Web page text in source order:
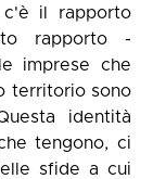
c'è il rapporto
rapporto -
imprese che
territorio sono
identità
tengono, ci
sfide a cui